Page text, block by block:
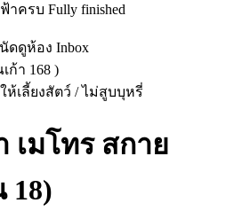
าครบ Fully finished
ดดูห้อง Inbox
ก้า 168️ )
เลี้ยงสัตว์ / ไม่สูบบุหรี่
เมโทร สกาย
18)